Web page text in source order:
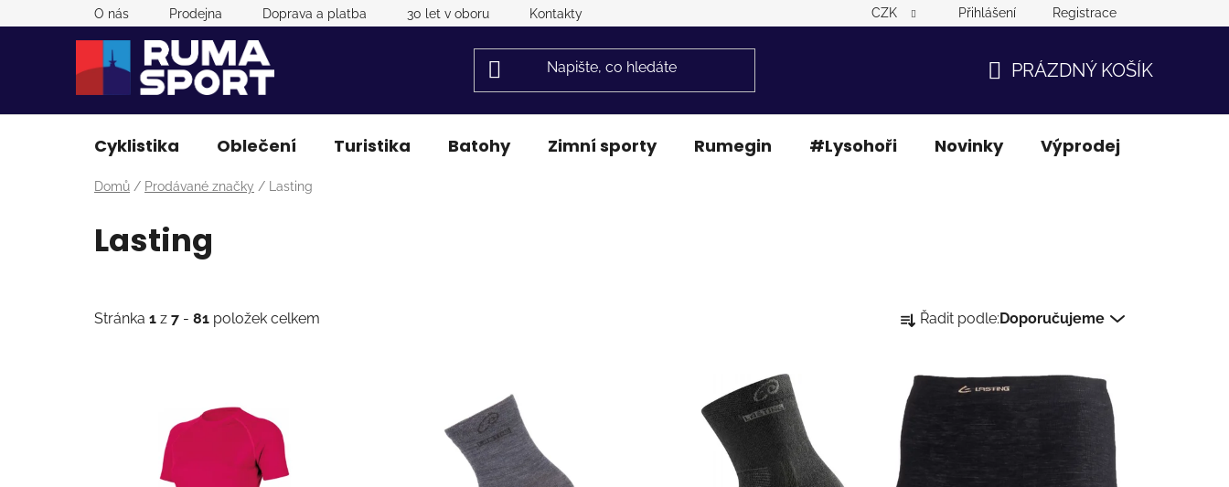
na
O nás Prodejna Doprava a platba 30 let v oboru Kontakty CZK Přihlášení Registrace
KOŠÍK
PRÁZDNÝ KOŠÍK
Cyklistika Oblečení Turistika Batohy Zimní sporty Rumegin #Lysohoři Novinky Výprodej
Domů / Prodávané značky / Lasting
Lasting
Stránka 1 z 7 - 81 položek celkem a
n
í
p
r
Řadit podle:Doporučujeme